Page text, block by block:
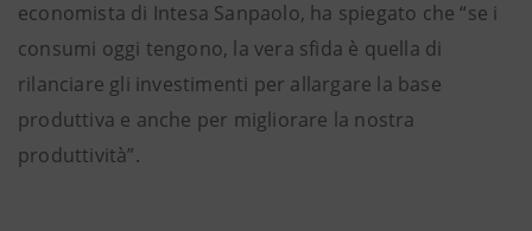
economista di Intesa Sanpaolo, ha spiegato che “se i
consumi oggi tengono, la vera sfida è quella di
rilanciare gli investimenti per allargare la base
produttiva e anche per migliorare la nostra
produttività”.